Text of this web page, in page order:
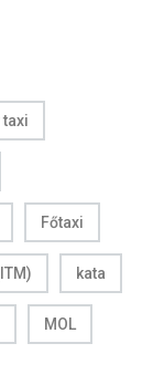
taxi
Főtaxi
kata
MOL